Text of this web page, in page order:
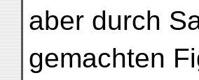
aber durch
gemachten